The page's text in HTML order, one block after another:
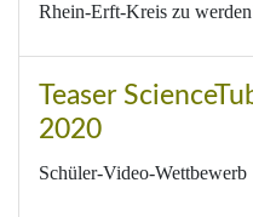
Rhein-Erft-Kreis zu
Teaser
2020
Schüler-Video-Wettbewerb